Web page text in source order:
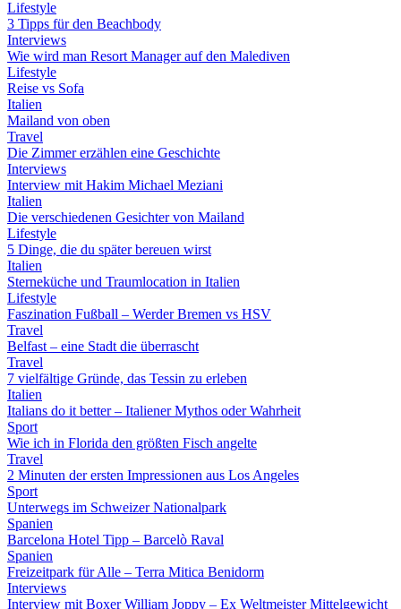
Lifestyle
3 Tipps für den Beachbody
Interviews
Wie wird man Resort Manager auf den Malediven
Lifestyle
Reise vs Sofa
Italien
Mailand von oben
Travel
Die Zimmer erzählen eine Geschichte
Interviews
Interview mit Hakim Michael Meziani
Italien
Die verschiedenen Gesichter von Mailand
Lifestyle
5 Dinge, die du später bereuen wirst
Italien
Sterneküche und Traumlocation in Italien
Lifestyle
Faszination Fußball – Werder Bremen vs HSV
Travel
Belfast – eine Stadt die überrascht
Travel
7 vielfältige Gründe, das Tessin zu erleben
Italien
Italians do it better – Italiener Mythos oder Wahrheit
Sport
Wie ich in Florida den größten Fisch angelte
Travel
2 Minuten der ersten Impressionen aus Los Angeles
Sport
Unterwegs im Schweizer Nationalpark
Spanien
Barcelona Hotel Tipp – Barcelò Raval
Spanien
Freizeitpark für Alle – Terra Mitica Benidorm
Interviews
Interview mit Boxer William Joppy – Ex Weltmeister Mittelgewicht